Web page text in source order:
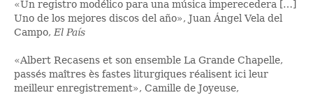
«Un registro modélico para una música imperecedera […]
Uno de los mejores discos del año», Juan Ángel Vela del
Campo, El País
«Albert Recasens et son ensemble La Grande Chapelle,
passés maîtres ès fastes liturgiques réalisent ici leur
meilleur enregistrement», Camille de Joyeuse,